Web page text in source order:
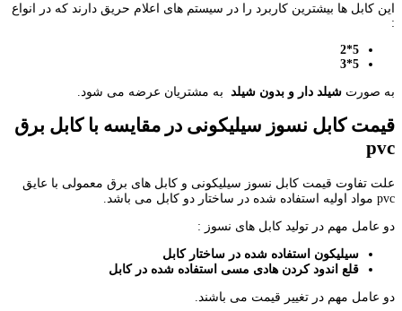
این کابل ها بیشترین کاربرد را در سیستم های اعلام حریق دارند که در انواع
:
5*2
5*3
به صورت شیلد دار و بدون شیلد به مشتریان عرضه می شود.
قیمت کابل نسوز سیلیکونی در مقایسه با کابل برق
pvc
علت تفاوت قیمت کابل نسوز سیلیکونی و کابل های برق معمولی با عایق
pvc مواد اولیه استفاده شده در ساختار دو کابل می باشد.
دو عامل مهم در تولید کابل های نسوز :
سیلیکون استفاده شده در ساختار کابل
قلع اندود کردن هادی مسی استفاده شده در کابل
دو عامل مهم در تغییر قیمت می باشند.